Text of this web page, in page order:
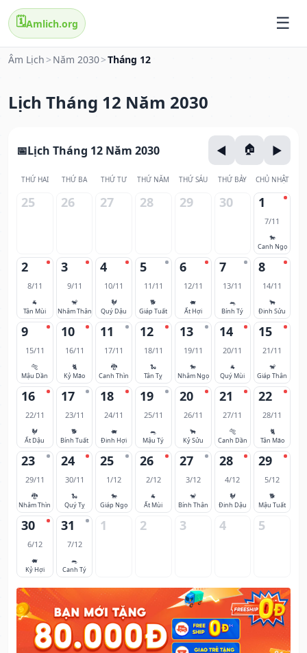
🗓️Amlich.org
Âm Lịch > Năm 2030>Tháng 12
Lịch Tháng 12 Năm 2030
Lịch Tháng 12 Năm 2030
THỨ HAI THỨ BA THỨ TƯ THỨ NĂM THỨ SÁU THỨ BẢY CHỦ NHẬT
25 26 27 28 29 30 1
7/11
🐎
Canh Ngọ
2
8/11
🐐
Tân Mùi
3
9/11
🐒
Nhâm Thân
4
10/11
🐓
Quý Dậu
5
11/11
🐕
Giáp Tuất
6
12/11
🐖
Ất Hợi
7
13/11
🐀
Bính Tý
8
14/11
🐂
Đinh Sửu
9
15/11
🐅
Mậu Dần
10
16/11
🐈
Kỷ Mão
11
17/11
🐉
Canh Thìn
12
18/11
🐍
Tân Tỵ
13
19/11
🐎
Nhâm Ngọ
14
20/11
🐐
Quý Mùi
15
21/11
🐒
Giáp Thân
16
22/11
🐓
Ất Dậu
17
23/11
🐕
Bính Tuất
18
24/11
🐖
Đinh Hợi
19
25/11
🐀
Mậu Tý
20
26/11
🐂
Kỷ Sửu
21
27/11
🐅
Canh Dần
22
28/11
🐈
Tân Mão
23
29/11
🐉
Nhâm Thìn
24
30/11
🐍
Quý Tỵ
25
1/12
🐎
Giáp Ngọ
26
2/12
🐐
Ất Mùi
27
3/12
🐒
Bính Thân
28
4/12
🐓
Đinh Dậu
29
5/12
🐕
Mậu Tuất
30
6/12
🐖
Kỷ Hợi
31
7/12
🐀
Canh Tý
1 2 3 4 5